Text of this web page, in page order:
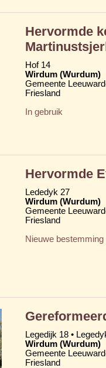
Hervormde
Hof 14
Wirdum (Wurdum)
Gemeente
Friesland
In gebruik
Hervormde
Lededyk 27
Wirdum (Wurdum)
Gemeente
Friesland
Nieuwe bestemming
Legedijk 18 •
Wirdum (Wurdum)
Gemeente
Friesland